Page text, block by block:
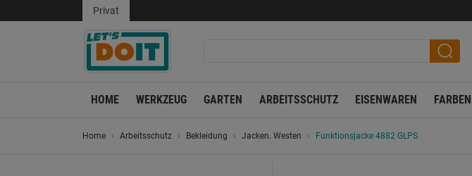
Privat
HOME WERKZEUG GARTEN ARBEITSSCHUTZ EISENWAREN FARBEN
Home Arbeitsschutz Bekleidung Jacken. Westen Funktionsjacke 4882 GLPS